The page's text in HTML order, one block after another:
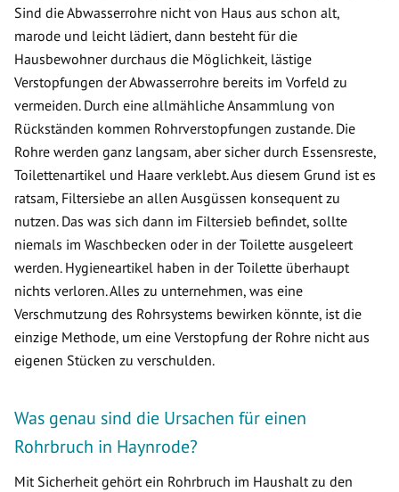
Sind die Abwasserrohre nicht von Haus aus schon alt,
marode und leicht lädiert, dann besteht für die
Hausbewohner durchaus die Möglichkeit, lästige
Verstopfungen der Abwasserrohre bereits im Vorfeld zu
vermeiden. Durch eine allmähliche Ansammlung von
Rückständen kommen Rohrverstopfungen zustande. Die
Rohre werden ganz langsam, aber sicher durch Essensreste,
Toilettenartikel und Haare verklebt. Aus diesem Grund ist es
ratsam, Filtersiebe an allen Ausgüssen konsequent zu
nutzen. Das was sich dann im Filtersieb befindet, sollte
niemals im Waschbecken oder in der Toilette ausgeleert
werden. Hygieneartikel haben in der Toilette überhaupt
nichts verloren. Alles zu unternehmen, was eine
Verschmutzung des Rohrsystems bewirken könnte, ist die
einzige Methode, um eine Verstopfung der Rohre nicht aus
eigenen Stücken zu verschulden.
Was genau sind die Ursachen für einen
Rohrbruch in Haynrode?
Mit Sicherheit gehört ein Rohrbruch im Haushalt zu den